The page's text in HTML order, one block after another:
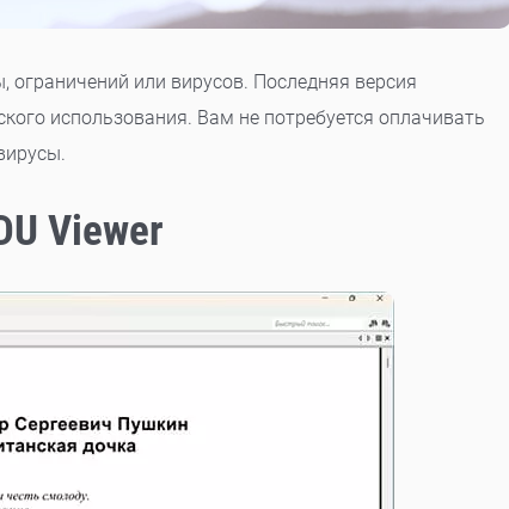
или вирусов. Последняя версия
использования. Вам не потребуется оплачивать
Viewer